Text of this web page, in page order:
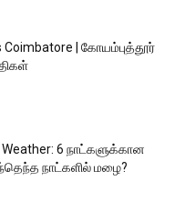
Coimbatore | கோயம்புத்தூர்
6 நாட்களுக்கான
நாட்களில் மழை?